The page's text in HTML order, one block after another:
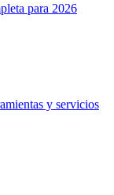
para 2026
y servicios